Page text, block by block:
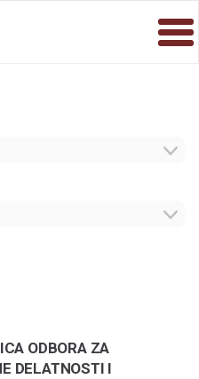
ODBORA ZA
DELATNOSTI I